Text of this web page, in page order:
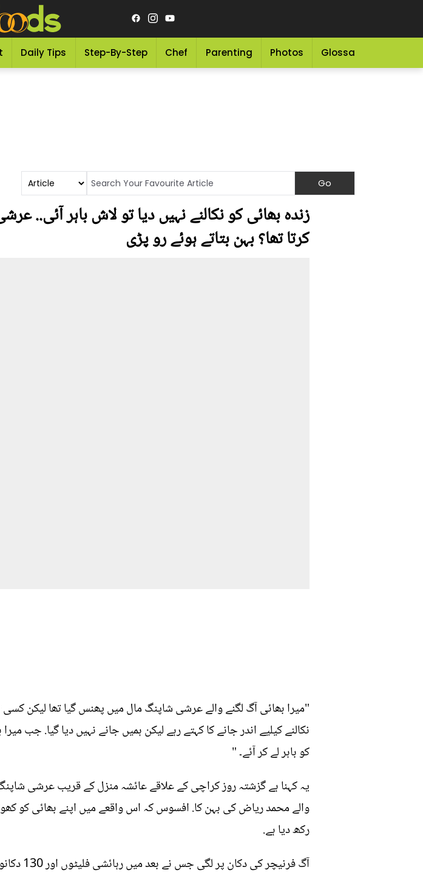
Daily Tips Step-By-Step Chef Parenting Photos Glossary
زندہ بھائی کو نکالنے نہیں دیا تو لاش باہر آئی..
کرتا تھا؟ بہن بتاتے ہوئے رو پڑی
"میرا بھائی آگ لگنے والے عرشی شاپنگ مال میں پھنس گیا تھا لیکن
نکالنے کیلیے اندر جانے کا کہتے رہے لیکن ہمیں جانے نہیں دیا گیا. جب
کو باہر لے کر آئے۔ "
یہ کہنا ہے گزشتہ روز کراچی کے علاقے عائشہ منزل کے قریب عرشی
رکھ دیا ہے.
آگ فرنیچر کی دکان پر لگی جس نے بعد میں رہائشی فلیٹوں اور 130 دکانوں پر مشتمل 5 منزلہ عمارت کو اپنی لپیٹ میں لے لیا.